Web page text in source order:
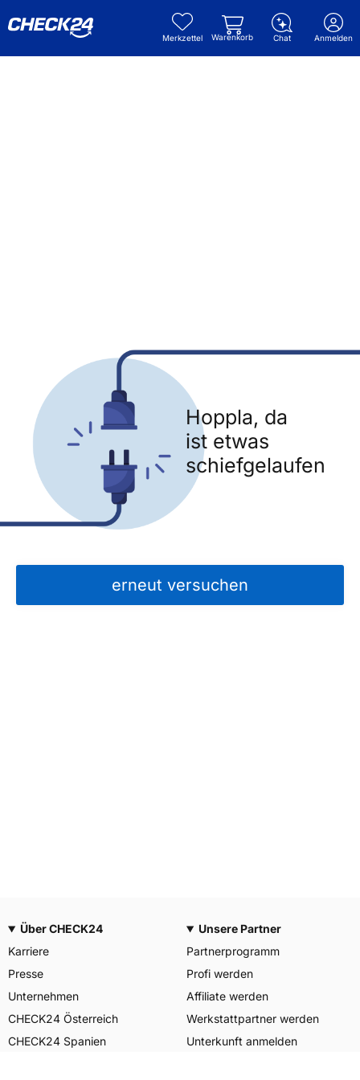
Merkzettel Warenkorb Chat Anmelden
Hoppla, da
ist etwas
schiefgelaufen
erneut versuchen
Über CHECK24
Karriere
Presse
Unternehmen
CHECK24 Österreich
CHECK24 Spanien
Unsere Partner
Partnerprogramm
Profi werden
Affiliate werden
Werkstattpartner werden
Unterkunft anmelden